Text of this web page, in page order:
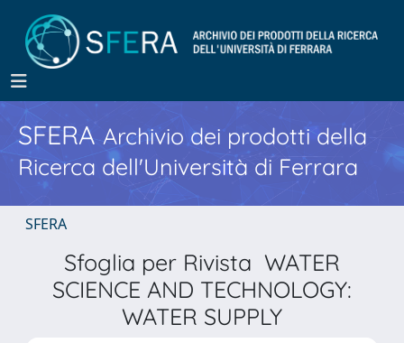
SFERA Archivio dei prodotti della
Ricerca dell'Università di Ferrara
SFERA
Sfoglia per Rivista WATER
SCIENCE AND TECHNOLOGY:
WATER SUPPLY